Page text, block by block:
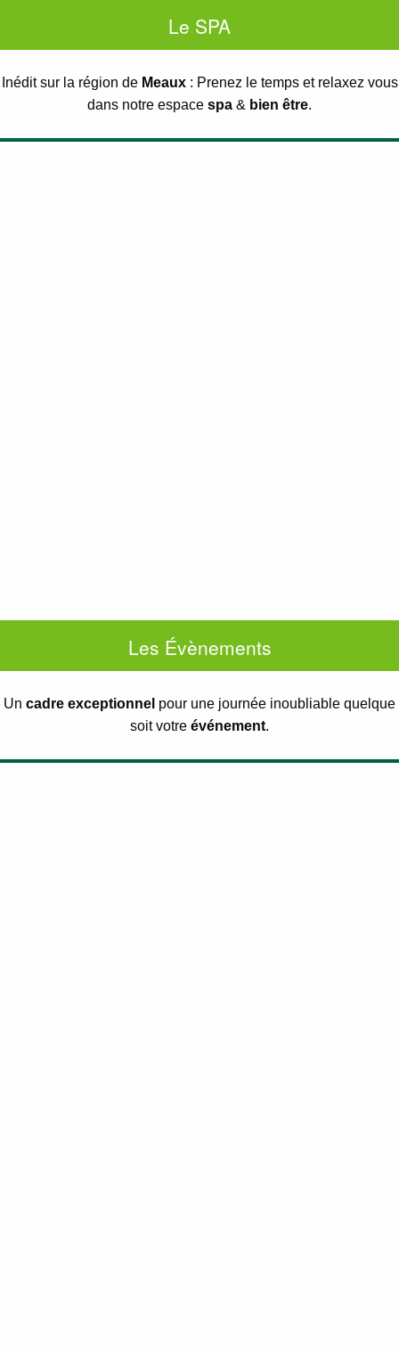
Le SPA
Inédit sur la région de Meaux: Prenez le temps et relaxez vous
dans notre espace spa & bien être.
Les Évènements
Un cadre exceptionnel pour une journée inoubliable quelque
soit votre événement.